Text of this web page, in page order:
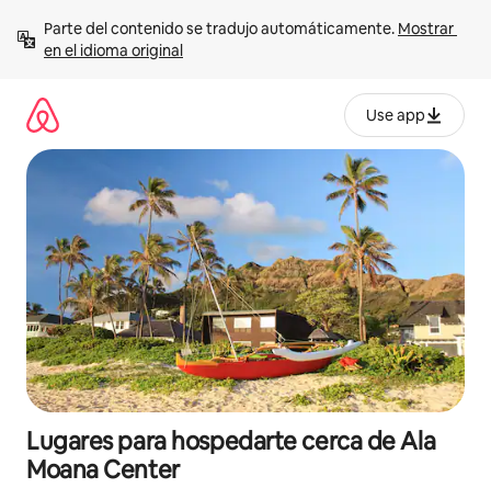
contenido
Parte del contenido se tradujo automáticamente. Mostrar
en el idioma original
Use app
Lugares para hospedarte cerca de Ala
Moana Center